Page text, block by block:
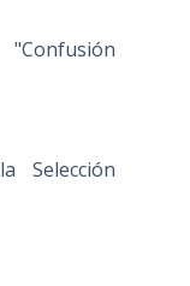
"Confusión
Selección